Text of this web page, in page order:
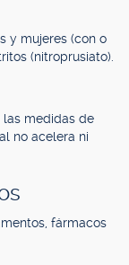
y mujeres (con o
(nitroprusiato).
las medidas de
no acelera ni
fármacos